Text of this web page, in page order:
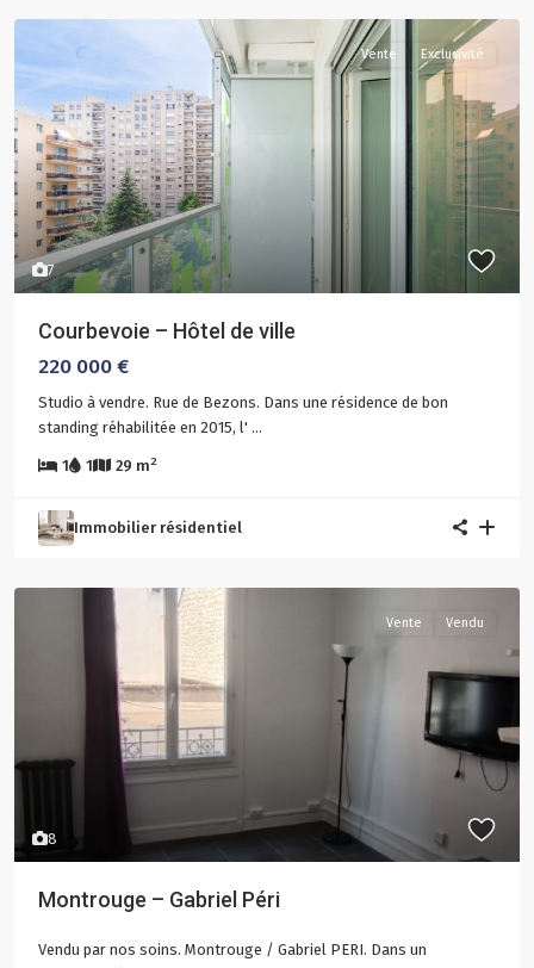
7
Vente Exclusivité
Courbevoie – Hôtel de ville
220 000 €
Studio à vendre. Rue de Bezons. Dans une résidence de bon
standing réhabilitée en 2015, l' ...
1 1 29 m2
Immobilier résidentiel
8
Vente Vendu
Montrouge – Gabriel Péri
Vendu par nos soins. Montrouge / Gabriel PERI. Dans un